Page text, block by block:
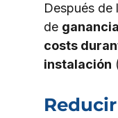
Después de
de
costs
instalación